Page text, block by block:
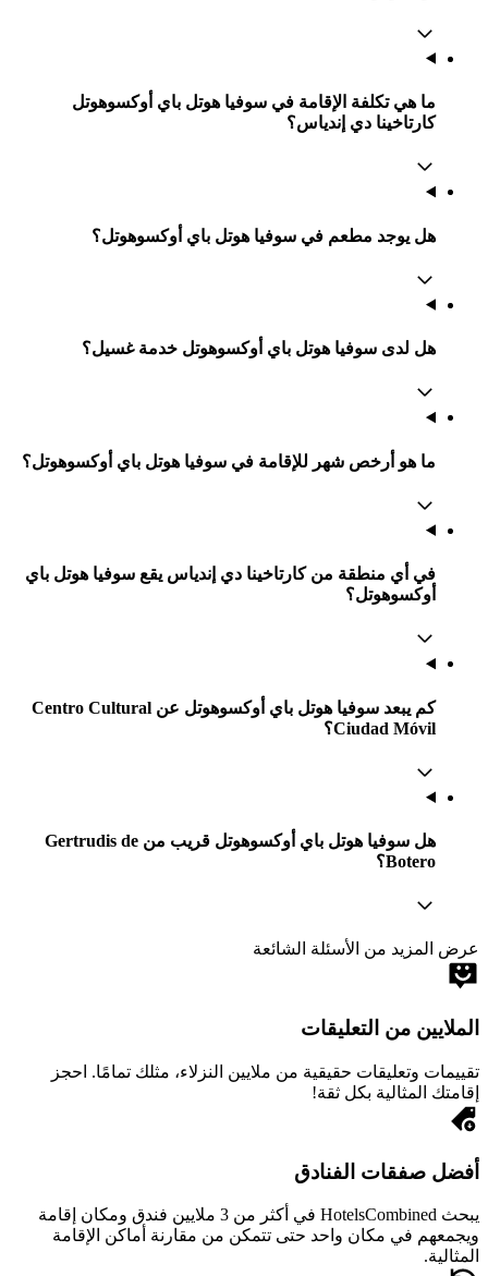
ما هي تكلفة الإقامة في سوفيا هوتل باي أوكسوهوتل
كارتاخينا دي إندياس؟
هل يوجد مطعم في سوفيا هوتل باي أوكسوهوتل؟
هل لدى سوفيا هوتل باي أوكسوهوتل خدمة غسيل؟
ما هو أرخص شهر للإقامة في سوفيا هوتل باي أوكسوهوتل؟
في أي منطقة من كارتاخينا دي إندياس يقع سوفيا هوتل باي
أوكسوهوتل؟
كم يبعد سوفيا هوتل باي أوكسوهوتل عن Centro Cultural
Ciudad Móvil؟
هل سوفيا هوتل باي أوكسوهوتل قريب من Gertrudis de
Botero؟
عرض المزيد من الأسئلة الشائعة
الملايين من التعليقات
تقييمات وتعليقات حقيقية من ملايين النزلاء، مثلك تمامًا. احجز
إقامتك المثالية بكل ثقة!
أفضل صفقات الفنادق
يبحث HotelsCombined في أكثر من 3 ملايين فندق ومكان إقامة
ويجمعهم في مكان واحد حتى تتمكن من مقارنة أماكن الإقامة
المثالية.